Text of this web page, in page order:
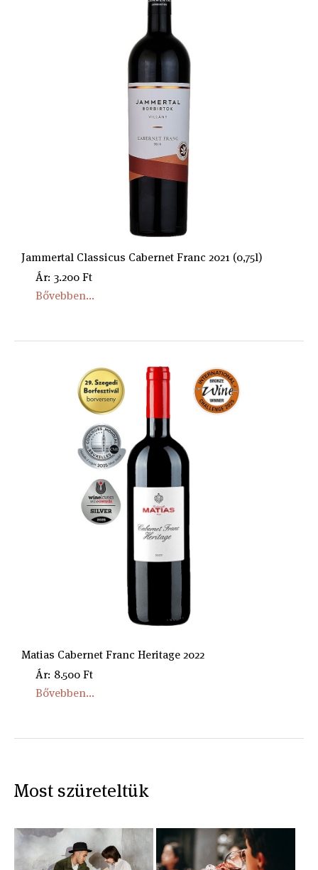
Jammertal Classicus Cabernet Franc 2021 (0,75l)
Ár: 3.200 Ft
Bővebben...
Matias Cabernet Franc Heritage 2022
Ár: 8.500 Ft
Bővebben...
Most szüreteltük